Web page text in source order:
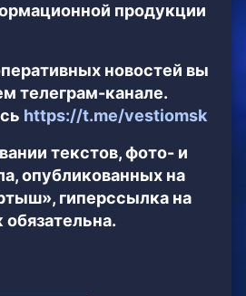
продукции
новостей вы
телеграм-канале.
https://t.me/vestiomsk
текстов, фото- и
опубликованных на
гиперссылка на